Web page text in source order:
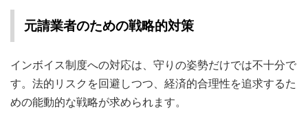
元請業者のための戦略的対策
インボイス制度への対応は、守りの姿勢だけでは不十分で
す。法的リスクを回避しつつ、経済的合理性を追求するた
めの能動的な戦略が求められます。